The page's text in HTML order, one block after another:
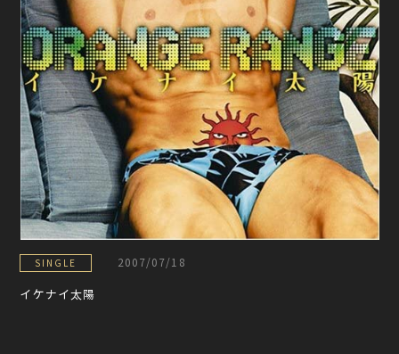
SINGLE 2007/07/18
イケナイ太陽